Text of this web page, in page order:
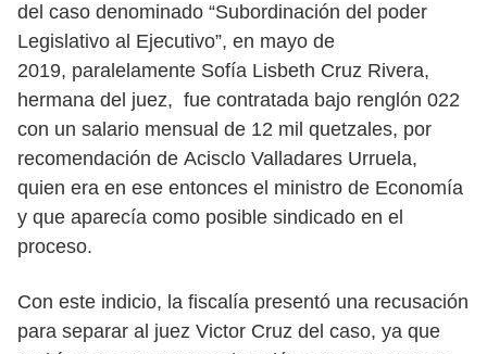
del caso denominado “Subordinación del poder
Legislativo al Ejecutivo”, en mayo de
2019, paralelamente Sofía Lisbeth Cruz Rivera,
hermana del juez, fue contratada bajo renglón 022
con un salario mensual de 12 mil quetzales, por
recomendación de Acisclo Valladares Urruela,
quien era en ese entonces el ministro de Economía
y que aparecía como posible sindicado en el
proceso.
Con este indicio, la fiscalía presentó una recusación
para separar al juez Victor Cruz del caso, ya que